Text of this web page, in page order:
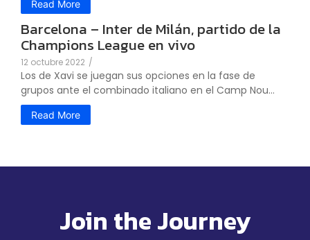
Read More
Barcelona – Inter de Milán, partido de la
Champions League en vivo
12 octubre 2022 /
Los de Xavi se juegan sus opciones en la fase de
grupos ante el combinado italiano en el Camp Nou...
Read More
Join the Journey